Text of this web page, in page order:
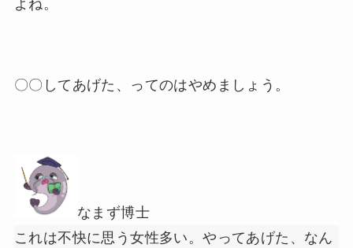
よね。
〇〇してあげた、ってのはやめましょう。
なまず博士
これは不快に思う女性多い。やってあげた、なん